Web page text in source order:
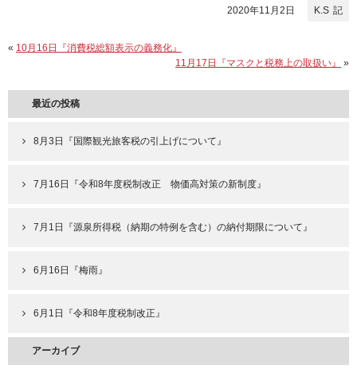
K.S
2020年11月2日
« 10月16日『消費税総額表示の義務化』
11月17日『マスクと税務上の取扱い』
»
最近の投稿
8月3日『国際観光旅客税の引上げについて』
7月16日『令和8年度税制改正 物価高対策の新制度』
7月1日『源泉所得税（納期の特例を含む）の納付期限について』
6月16日『梅雨』
6月1日『令和8年度税制改正』
アーカイブ